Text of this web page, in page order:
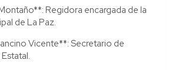
Regidora encargada de la
de La Paz.
Vicente**: Secretario de